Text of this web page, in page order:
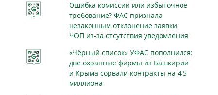
Ошибка комиссии или избыточное
требование? ФАС признала
незаконным отклонение заявки
ЧОП из-за отсутствия уведомления
«Чёрный список» УФАС пополнился:
две охранные фирмы из Башкирии
и Крыма сорвали контракты на 4,5
миллиона